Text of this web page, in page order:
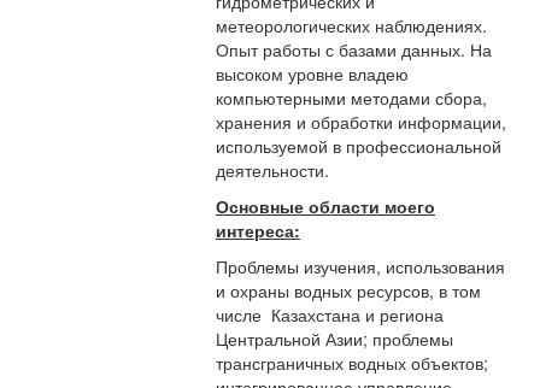
метеорологических наблюдениях.
Опыт работы с базами данных. На
высоком уровне владею
компьютерными методами сбора,
хранения и обработки информации,
используемой в профессиональной
деятельности.
Основные области моего
интереса:
Проблемы изучения, использования
и охраны водных ресурсов, в том
числе Казахстана и региона
Центральной Азии; проблемы
трансграничных водных объектов;